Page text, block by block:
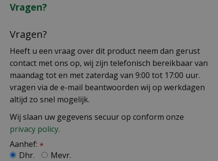
Vragen?
Vragen?
Heeft u een vraag over dit product neem dan gerust
contact met ons op, wij zijn telefonisch bereikbaar van
maandag tot en met zaterdag van 9:00 tot 17:00 uur.
vragen via de e-mail beantwoorden wij op werkdagen
altijd zo snel mogelijk.
Wij slaan uw gegevens secuur op conform onze
privacy policy.
Aanhef: *
Dhr.
Mevr.